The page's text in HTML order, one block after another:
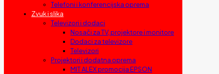
Telefoni i konferencijska oprema
Zvuk i slika
Televizori i dodaci
Nosači za TV, projektore i monitore
Dodaci za televizore
Televizori
Projektori i dodatna oprema
MIT ALEX promocija EPSON